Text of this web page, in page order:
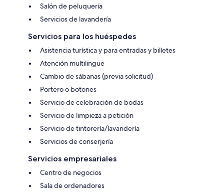
Salón de peluquería
Servicios de lavandería
Servicios para los huéspedes
Asistencia turística y para entradas y billetes
Atención multilingüe
Cambio de sábanas (previa solicitud)
Portero o botones
Servicio de celebración de bodas
Servicio de limpieza a petición
Servicio de tintorería/lavandería
Servicios de conserjería
Servicios empresariales
Centro de negocios
Sala de ordenadores